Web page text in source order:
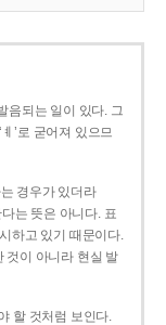
음되는 일이 있다. 그
’로 굳어져 있으므
는 경우가 있더라
다는 뜻은 아니다. 표
하고 있기 때문이다.
것이 아니라 현실 발
할 것처럼 보인다.